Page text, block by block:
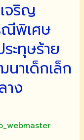
จริญ
ณีพิเศษ
ะทุษร้าย
าเด็กเล็ก
าง